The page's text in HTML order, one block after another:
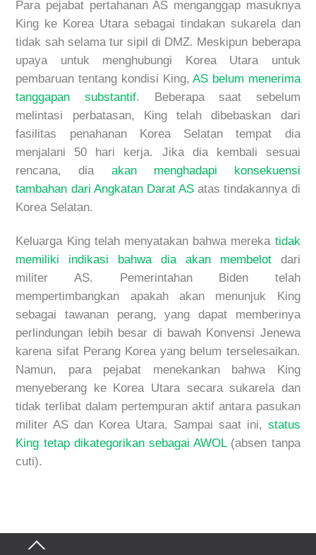
Para pejabat pertahanan AS menganggap masuknya
King ke Korea Utara sebagai tindakan sukarela dan
tidak sah selama tur sipil di DMZ. Meskipun beberapa
upaya untuk menghubungi Korea Utara untuk
pembaruan tentang kondisi King,AS belum menerima
tanggapan substantif. Beberapa saat sebelum
melintasi perbatasan, King telah dibebaskan dari
fasilitas penahanan Korea Selatan tempat dia
menjalani 50 hari kerja. Jika dia kembali sesuai
rencana, dia akan menghadapi konsekuensi
tambahan dari Angkatan Darat AS atas tindakannya di
Korea Selatan.
Keluarga King telah menyatakan bahwa mereka tidak
memiliki indikasi bahwa dia akan membelotdari
militer AS. Pemerintahan Biden telah
mempertimbangkan apakah akan menunjuk King
sebagai tawanan perang, yang dapat memberinya
perlindungan lebih besar di bawah Konvensi Jenewa
karena sifat Perang Korea yang belum terselesaikan.
Namun, para pejabat menekankan bahwa King
menyeberang ke Korea Utara secara sukarela dan
tidak terlibat dalam pertempuran aktif antara pasukan
militer AS dan Korea Utara. Sampai saat ini, status
King tetap dikategorikan sebagai AWOL(absen tanpa
cuti).
Back